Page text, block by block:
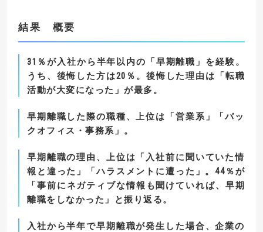
結果 概要
31 ％が入社から半年以内の「早期離職」を経験。
うち、後悔した方は20 ％。後悔した理由は「転職
活動が大変になった」が最多。
早期離職した際の職種、上位は「営業系」「バッ
クオフィス・事務系」。
早期離職の理由、上位は「入社前に聞いていた情
報と違った」「ハラスメントに遭った」。44 ％が
「事前にネガティブな情報も聞けていれば、早期
離職をしなかった」と振り返る。
入社から半年で早期離職が発生した場合、企業の